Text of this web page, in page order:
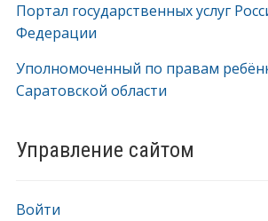
Портал государственных услуг
Федерации
Уполномоченный по правам
Саратовской области
Управление сайтом
Войти